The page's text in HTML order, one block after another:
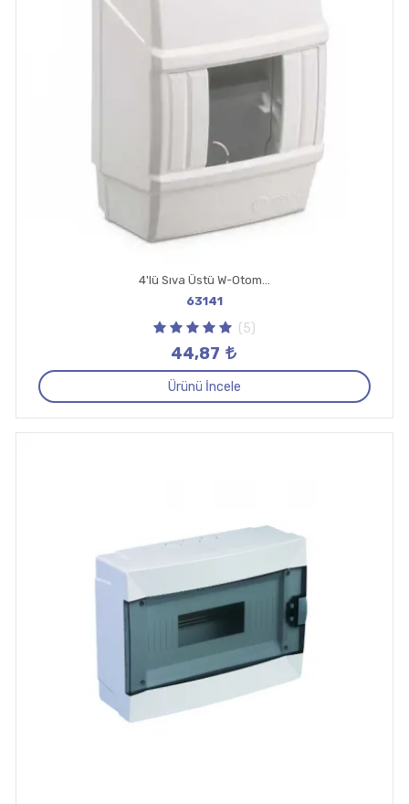
4'lü Sıva Üstü W-Otomat Kutusu Mühürlü
63141
(5)
44,87
Ürünü İncele